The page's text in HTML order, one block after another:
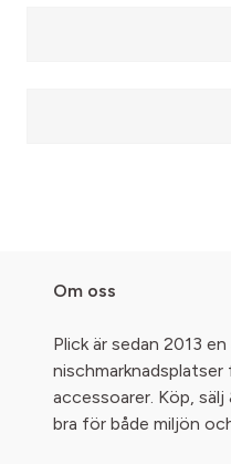
Om oss
Plick är sedan 2013
nischmarknadsplatser
accessoarer. Köp,
bra för både miljön